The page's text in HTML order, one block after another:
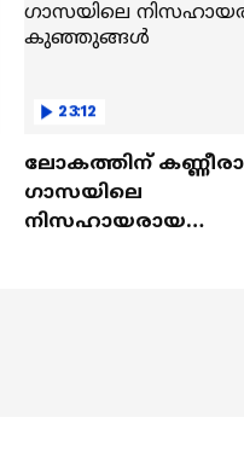
23:12
ലോകത്തിന്
ഗാസയിലെ
നിസഹായരായ